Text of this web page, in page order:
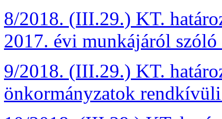
8/2018. (III.29.) KT.
2017. évi munkájáról
9/2018. (III.29.) KT.
önkormányzatok